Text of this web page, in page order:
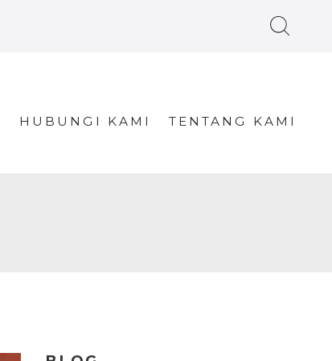
HUBUNGI KAMI TENTANG KAMI